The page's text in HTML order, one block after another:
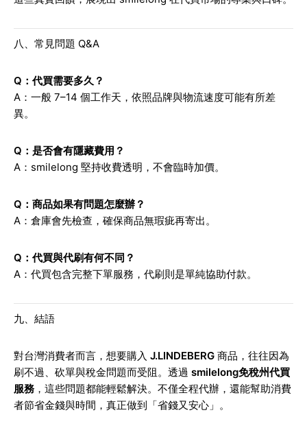
八、常見問題 Q&A
Q：代買需要多久？
A：一般 7–14 個工作天，依照品牌與物流速度可能有所差
異。
Q：是否會有隱藏費用？
A：smilelong 堅持收費透明，不會臨時加價。
Q：商品如果有問題怎麼辦？
A：倉庫會先檢查，確保商品無瑕疵再寄出。
Q：代買與代刷有何不同？
A：代買包含完整下單服務，代刷則是單純協助付款。
九、結語
對台灣消費者而言，想要購入 J.LINDEBERG 商品，往往因為
刷不過、砍單與稅金問題而受阻。透過 smilelong免稅州代買
服務 ，這些問題都能輕鬆解決。不僅全程代辦，還能幫助消費
者節省金錢與時間，真正做到「省錢又安心」。